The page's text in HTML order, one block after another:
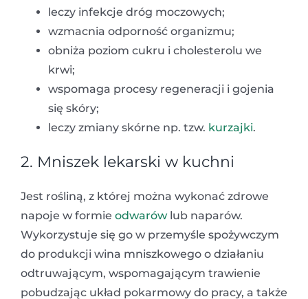
leczy infekcje dróg moczowych;
wzmacnia odporność organizmu;
obniża poziom cukru i cholesterolu we
krwi;
wspomaga procesy regeneracji i gojenia
się skóry;
leczy zmiany skórne np. tzw. kurzajki.
2. Mniszek lekarski w kuchni
Jest rośliną, z której można wykonać zdrowe
napoje w formie odwarów lub naparów.
Wykorzystuje się go w przemyśle spożywczym
do produkcji wina mniszkowego o działaniu
odtruwającym, wspomagającym trawienie
pobudzając układ pokarmowy do pracy, a także